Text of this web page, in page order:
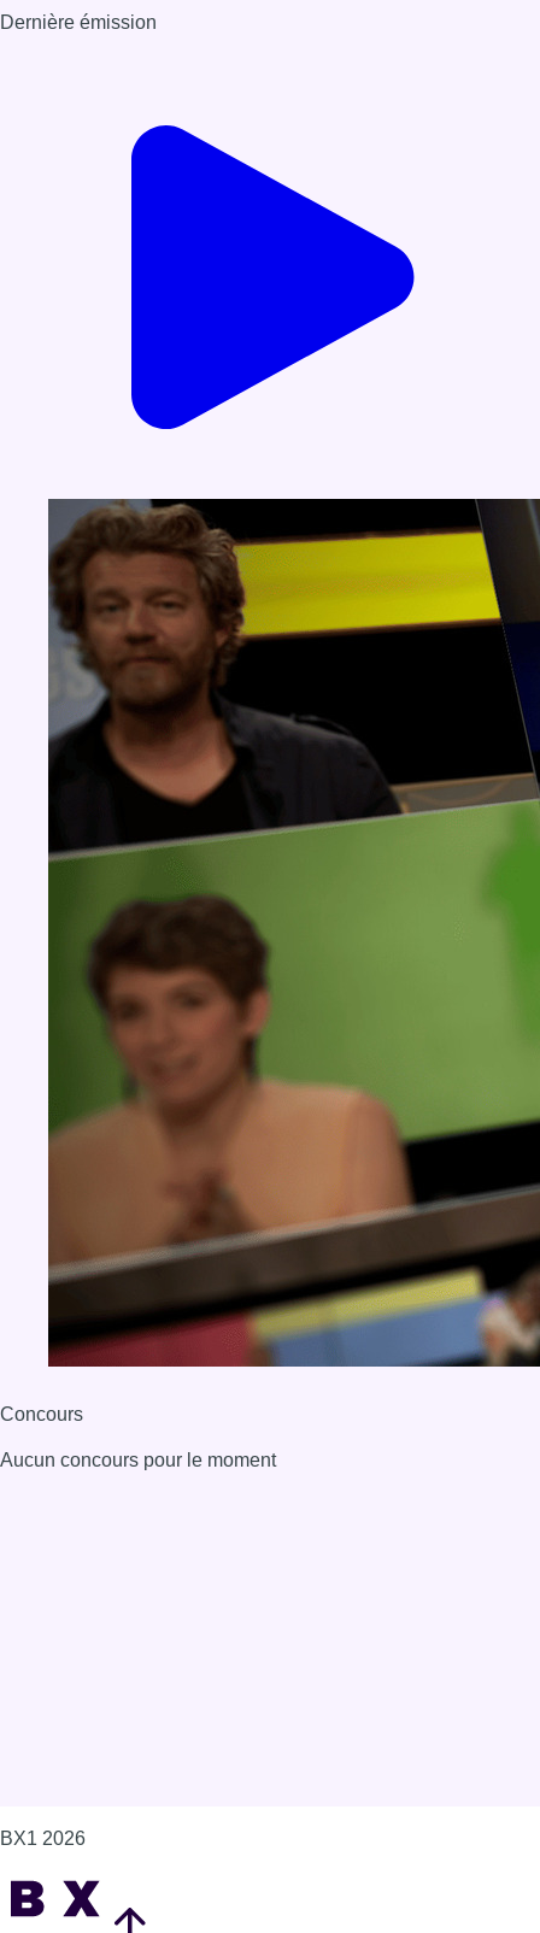
Dernière émission
Concours
Aucun concours pour le moment
BX1 2026